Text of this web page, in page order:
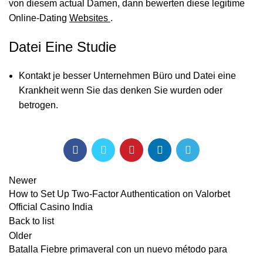
von diesem actual Damen, dann bewerten diese legitime
Online-Dating Websites .
Datei Eine Studie
Kontakt je besser Unternehmen Büro und Datei eine
Krankheit wenn Sie das denken Sie wurden oder
betrogen.
Newer
How to Set Up Two-Factor Authentication on Valorbet
Official Casino India
Back to list
Older
Batalla Fiebre primaveral con un nuevo método para